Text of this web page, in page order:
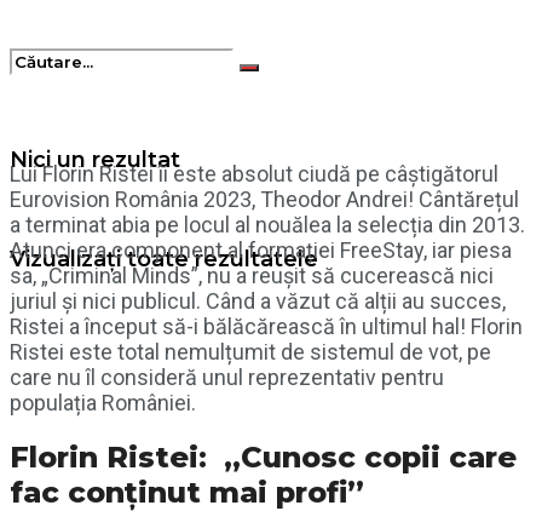
Nici un rezultat
Vizualizați toate rezultatele
Lui Florin Ristei îi este absolut ciudă pe câștigătorul
Eurovision România 2023, Theodor Andrei! Cântărețul
a terminat abia pe locul al nouălea la selecția din 2013.
Atunci era component al formației FreeStay, iar piesa
sa, „Criminal Minds”, nu a reușit să cucerească nici
juriul și nici publicul. Când a văzut că alții au succes,
Ristei a început să-i bălăcărească în ultimul hal! Florin
Ristei este total nemulțumit de sistemul de vot, pe
care nu îl consideră unul reprezentativ pentru
populația României.
Florin Ristei: „Cunosc copii care
fac conținut mai profi”